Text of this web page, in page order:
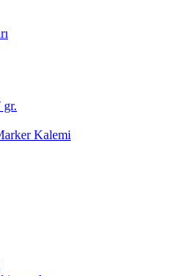
Kalemi